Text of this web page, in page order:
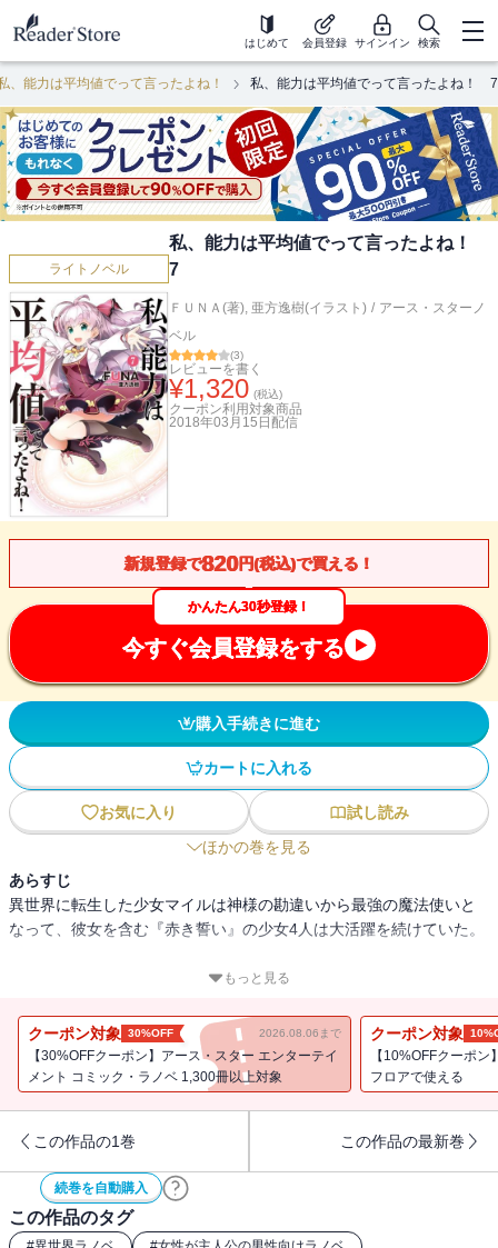
はじめて 会員登録 サインイン 検索
、能力は平均値でって言ったよね！ 私、能力は平均値でって言ったよね！ 7
ライトノベル
私、能力は平均値でって言ったよね！
7
ＦＵＮＡ(著), 亜方逸樹(イラスト) / アース・スターノ
ベル
(3)
レビューを書く
¥1,320 (税込)
クーポン利用対象商品
2018年03月15日 配信
新規登録で820円(税込)で買える！
かんたん30秒登録！
今すぐ会員登録をする
購入手続きに進む
カートに入れる
お気に入り
試し読み
ほかの巻を見る
あらすじ
異世界に転生した少女マイルは神様の勘違いから最強の魔法使いと
なって、彼女を含む『赤き誓い』の少女4人は大活躍を続けていた。
そのマイルたちに懐いていた獣人の幼女ファリルが、謎の組織に攫
『赤き誓い』と少女5人の冒険者パーティ『女神のしもべ』は協力し
て、ファリル救出に動き出す!
そこで出会った驚愕の敵は、魔術師の秘密教団に盗賊とスパイと盗
つつ大暴れ! !
剣と魔法と友情で、どっかんどっかん勝利します!
小説家になろう50万作品中、年間第2位の大人気シリーズ最新巻!
もっと見る
クーポン対象 30%OFF 2026.08.06まで
【30%OFFクーポン】アース・スター エンターテイ
メント コミック・ラノベ 1,300冊以上対象
クーポン対象
【10%OFFクーポ
フロアで使える
この作品の1巻 この作品の最新巻
続巻を自動購入
この作品のタグ